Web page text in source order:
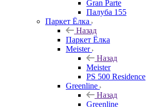
Gran Parte
Палуба 155
Паркет Ёлка
Назад
Паркет Ёлка
Meister
Назад
Meister
PS 500 Residence
Greenline
Назад
Greenline